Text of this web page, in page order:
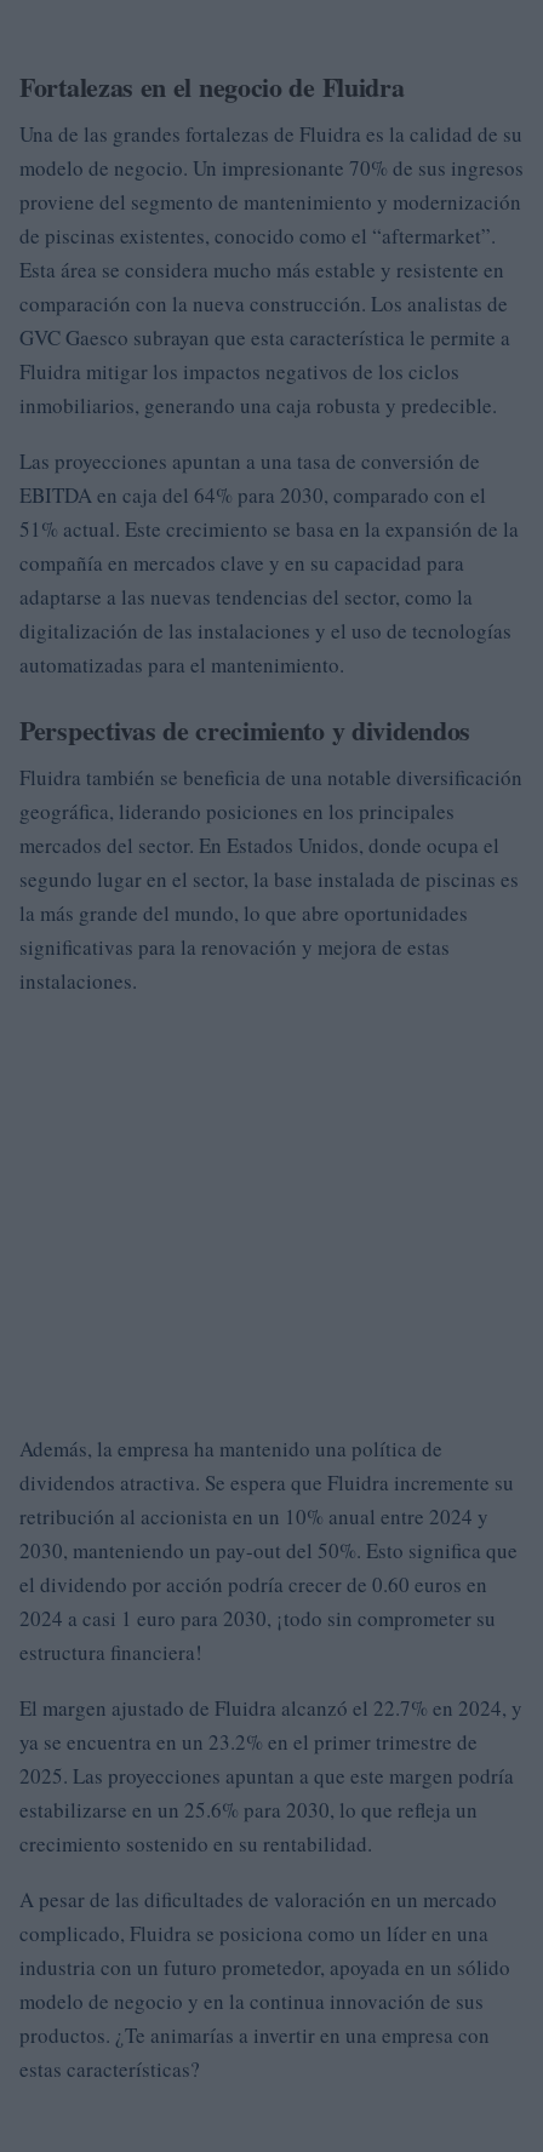
Fortalezas en el negocio de Fluidra
Una de las grandes fortalezas de Fluidra es la calidad de su
modelo de negocio. Un impresionante 70% de sus ingresos
proviene del segmento de mantenimiento y modernización
de piscinas existentes, conocido como el “aftermarket”.
Esta área se considera mucho más estable y resistente en
comparación con la nueva construcción. Los analistas de
GVC Gaesco subrayan que esta característica le permite a
Fluidra mitigar los impactos negativos de los ciclos
inmobiliarios, generando una caja robusta y predecible.
Las proyecciones apuntan a una tasa de conversión de
EBITDA en caja del 64% para 2030, comparado con el
51% actual. Este crecimiento se basa en la expansión de la
compañía en mercados clave y en su capacidad para
adaptarse a las nuevas tendencias del sector, como la
digitalización de las instalaciones y el uso de tecnologías
automatizadas para el mantenimiento.
Perspectivas de crecimiento y dividendos
Fluidra también se beneficia de una notable diversificación
geográfica, liderando posiciones en los principales
mercados del sector. En Estados Unidos, donde ocupa el
segundo lugar en el sector, la base instalada de piscinas es
la más grande del mundo, lo que abre oportunidades
significativas para la renovación y mejora de estas
instalaciones.
Además, la empresa ha mantenido una política de
dividendos atractiva. Se espera que Fluidra incremente su
retribución al accionista en un 10% anual entre 2024 y
2030, manteniendo un pay-out del 50%. Esto significa que
el dividendo por acción podría crecer de 0.60 euros en
2024 a casi 1 euro para 2030, ¡todo sin comprometer su
estructura financiera!
El margen ajustado de Fluidra alcanzó el 22.7% en 2024, y
ya se encuentra en un 23.2% en el primer trimestre de
2025. Las proyecciones apuntan a que este margen podría
estabilizarse en un 25.6% para 2030, lo que refleja un
crecimiento sostenido en su rentabilidad.
A pesar de las dificultades de valoración en un mercado
complicado, Fluidra se posiciona como un líder en una
industria con un futuro prometedor, apoyada en un sólido
modelo de negocio y en la continua innovación de sus
productos. ¿Te animarías a invertir en una empresa con
estas características?